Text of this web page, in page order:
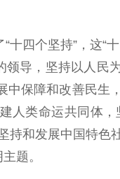
四个坚持”，这“
导，坚持以人民
保障和改善民生
人类命运共同体
持和发展中国特色
题。